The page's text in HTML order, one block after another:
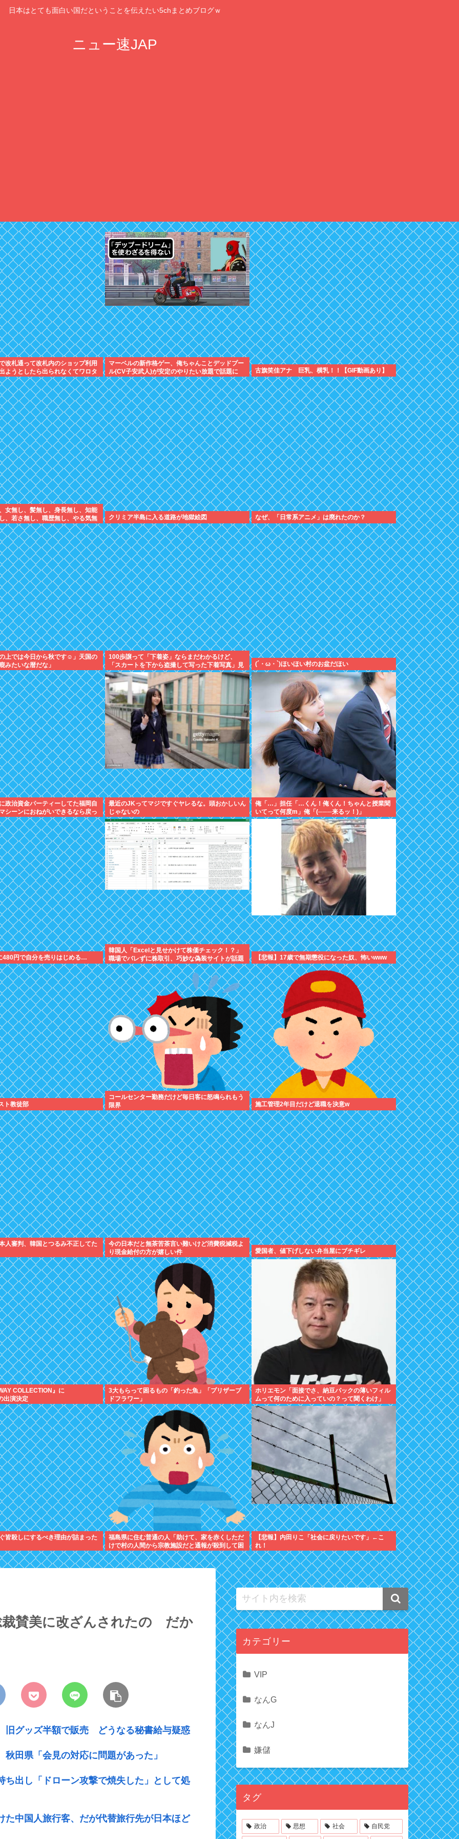
日本はとても面白い国だということを伝えたい5chまとめブログｗ
ニュー速JAP
改札通って改札内のショップ利用
ようとしたら出られなくてワロタ
マーベルの新作格ゲー、俺ちゃんことデッドプー
ル(CV子安武人)が安定のやりたい放題で話題に
古旗笑佳アナ 巨乳、横乳！！【GIF動画あり】
女無し、髪無し、身長無し、知能
、若さ無し、職歴無し、やる気無
クリミア半島に入る道路が地獄絵図 なぜ、「日常系アニメ」は廃れたのか？
上では今日から秋です☺」天国の
みたいな暦だな」
100歩譲って「下着姿」ならまだわかるけど、
「スカートを下から盗撮して写った下着写真」見
て何が楽しいんだ？
(´・ω・`)ほいほい村のお盆だほい
政治資金パーティーしてた福岡自
シーンにおねがいできるなら戻っ
最近のJKってマジですぐヤレるな。頭おかしいん
じゃないの
俺「…」担任「…くん！俺くん！ちゃんと授業聞
いてって何度m」俺「(───来るッ！)」
480円で自分を売りはじめる…
韓国人「Excelと見せかけて株価チェック！？」
職場でバレずに株取引、巧妙な偽装サイトが話題
に
【悲報】17歳で無期懲役になった奴、怖いwww
ト教徒部
コールセンター勤務だけど毎日客に怒鳴られもう
限界
施工管理2年目だけど退職を決意w
人審判、韓国とつるみ不正してた
今の日本だと無茶苦茶言い難いけど消費税減税よ
り現金給付の方が嬉しい件
愛国者、値下げしない弁当屋にブチギレ
COLLECTION』に
出演決定
3大もらって困るもの「釣った魚」「プリザーブ
ドフラワー」
ホリエモン「面接でさ、納豆パックの薄いフィル
ムって何のために入っていの？って聞くわけ」
皆殺しにするべき理由が詰まった
福島県に住む普通の人「助けて、家を赤くしただ
けで村の人間から宗教施設だと通報が殺到して困
ってるの！」
【悲報】内田りこ「社会に戻りたいです」←こ
れ！
裁賛美に改ざんされたの だか
グッズ半額で販売 どうなる秘書給与疑惑
田県「会見の対応に問題があった」
出し「ドローン攻撃で焼失した」として処
中国人旅行客、だが代替旅行先が日本ほど
カテゴリー
VIP
なんG
なんJ
嫌儲
タグ
政治 思想 社会 自民党